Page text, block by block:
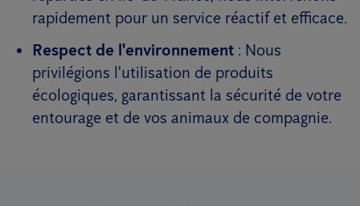
rapidement pour un service réactif et efficace.
Respect de l'environnement : Nous
privilégions l'utilisation de produits
écologiques, garantissant la sécurité de votre
entourage et de vos animaux de compagnie.